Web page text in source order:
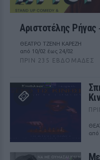
Αριστοτέλης Ρήγας
ΘΕΑΤΡΟ ΤΖΕΝΗ ΚΑΡΕΖΗ
από 10/02 έως 24/02
ΠΡΙΝ 235 ΕΒΔΟΜΆΔΕΣ
από